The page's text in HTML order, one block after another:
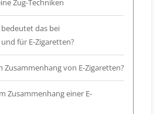
das bei
für E-Zigaretten?
Zusammenhang von E-Zigaretten?
Zusammenhang einer E-